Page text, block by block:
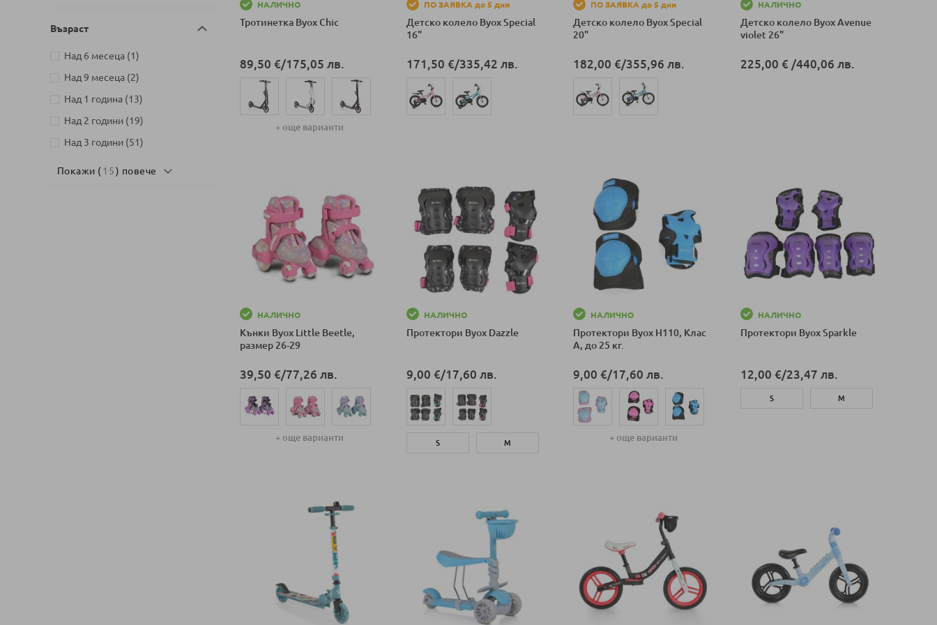
НАЛИЧНО
Тротинетка Byox Chic
89,50 €/175,05 лв.
+ още варианти
ПО ЗАЯВКА до 5 дни
Детско колело Byox Special
16"
171,50 €/335,42 лв.
ПО ЗАЯВКА до 5 дни
Детско колело Byox Special
20"
182,00 €/355,96 лв.
НАЛИЧНО
Детско колело Byox Avenue
violet 26"
225,00 €/440,06 лв.
НАЛИЧНО
Кънки Byox Little Beetle,
размер 26-29
39,50 €/77,26 лв.
+ още варианти
НАЛИЧНО
Протектори Byox Dazzle
9,00 €/17,60 лв.
S M
НАЛИЧНО
Протектори Byox H110, Клас
А, до 25 кг.
9,00 €/17,60 лв.
+ още варианти
НАЛИЧНО
Протектори Byox Sparkle
12,00 €/23,47 лв.
S M
Възраст
Над 6 месеца 1
артикул
Над 9 месеца 2
артикули
Над 1 година 13
артикули
Над 2 години 19
артикули
Над 3 години 51
артикули
Покажи (15 ) повече